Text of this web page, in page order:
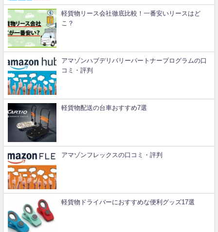
軽貨物リース会社徹底比較！一番安いリースはど
こ？
アマゾンハブデリバリーパートナープログラムの口
コミ・評判
軽貨物配送の台車おすすめ7選
アマゾンフレックスの口コミ・評判
軽貨物ドライバーにおすすめな便利グッズ17選